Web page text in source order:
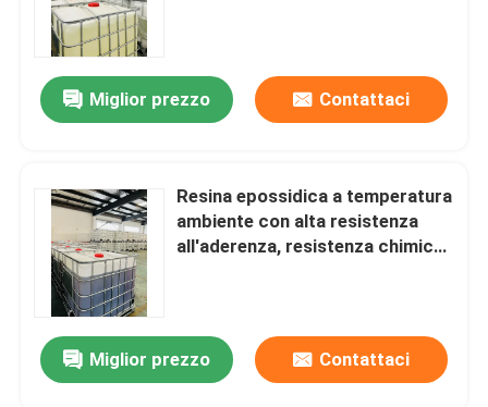
Miglior prezzo Contattaci
Resina epossidica a temperatura
ambiente con alta resistenza
all'aderenza, resistenza chimica
Miglior prezzo Contattaci